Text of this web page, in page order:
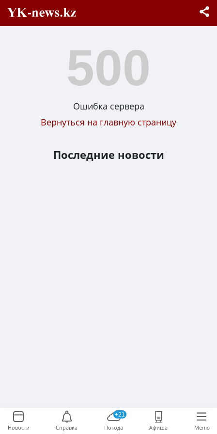
500
Ошибка сервера
Вернуться на главную страницу
Последние новости
Новости Справка
+21
Погода Афиша Меню